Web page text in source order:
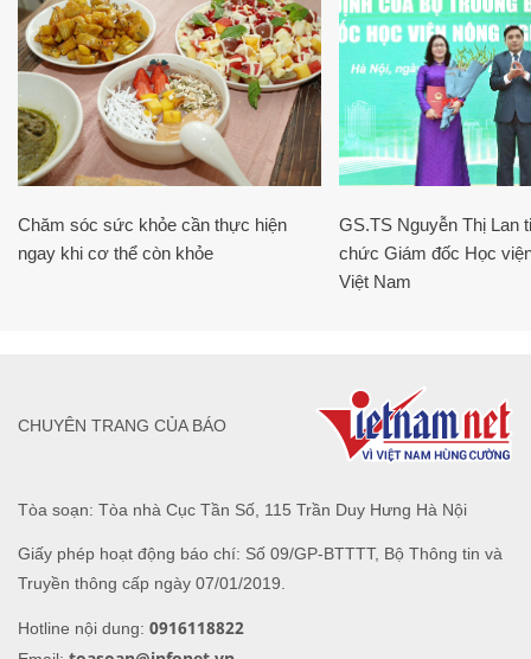
Chăm sóc sức khỏe cần thực hiện
ngay khi cơ thể còn khỏe
GS.TS Nguyễn Thị Lan
chức Giám đốc Học
Việt Nam
Tòa soạn: Tòa nhà Cục Tần Số, 115 Trần Duy Hưng Hà Nội
Giấy phép hoạt động báo chí: Số 09/GP-BTTTT, Bộ Thông tin và
Truyền thông cấp ngày 07/01/2019.
Hotline nội dung: 0916118822
CHUYÊN TRANG CỦA BÁO